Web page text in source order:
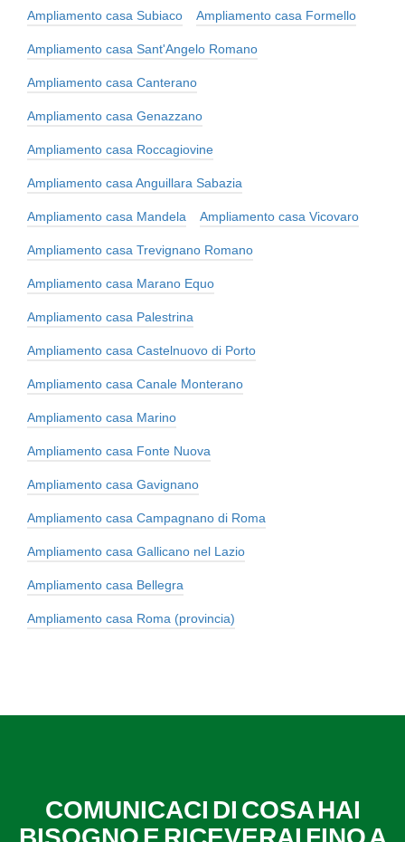
Ampliamento casa Subiaco Ampliamento casa Formello
Ampliamento casa Sant'Angelo Romano
Ampliamento casa Canterano
Ampliamento casa Genazzano
Ampliamento casa Roccagiovine
Ampliamento casa Anguillara Sabazia
Ampliamento casa Mandela Ampliamento casa Vicovaro
Ampliamento casa Trevignano Romano
Ampliamento casa Marano Equo
Ampliamento casa Palestrina
Ampliamento casa Castelnuovo di Porto
Ampliamento casa Canale Monterano
Ampliamento casa Marino
Ampliamento casa Fonte Nuova
Ampliamento casa Gavignano
Ampliamento casa Campagnano di Roma
Ampliamento casa Gallicano nel Lazio
Ampliamento casa Bellegra
Ampliamento casa Roma (provincia)
COMUNICACI DI COSA HAI